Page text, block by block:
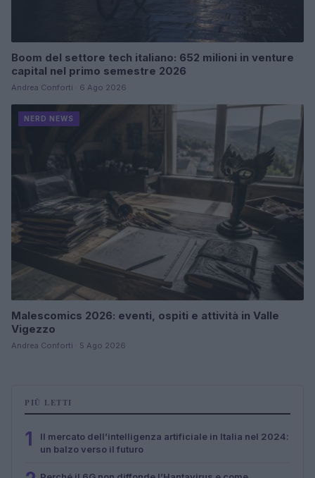
Boom del settore tech italiano: 652 milioni in venture
capital nel primo semestre 2026
Andrea Conforti · 6 Ago 2026
NERD NEWS
Malescomics 2026: eventi, ospiti e attività in Valle
Vigezzo
Andrea Conforti · 5 Ago 2026
PIÙ LETTI
1
Il mercato dell’intelligenza artificiale in Italia nel 2024:
un balzo verso il futuro